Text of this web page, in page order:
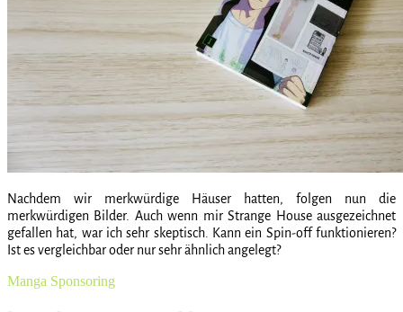
Nachdem wir merkwürdige Häuser hatten, folgen nun die
merkwürdigen Bilder. Auch wenn mir Strange House ausgezeichnet
gefallen hat, war ich sehr skeptisch. Kann ein Spin-off funktionieren?
Ist es vergleichbar oder nur sehr ähnlich angelegt?
Manga Sponsoring